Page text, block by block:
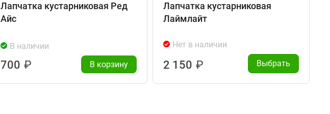
Лапчатка кустарниковая Ред
Айс
В наличии
700 ₽ В корзину
Лапчатка кустарниковая
Лаймлайт
Нет в наличии
2 150 ₽ Выбрать